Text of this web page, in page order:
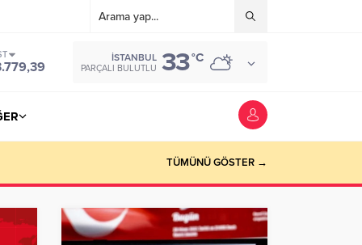
İSTANBUL
PARÇALI BULUTLU 33°C
TÜMÜNÜ GÖSTER →